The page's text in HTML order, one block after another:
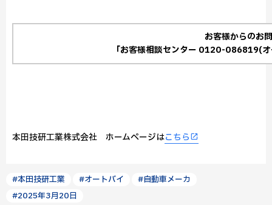
お客様からのお
「お客様相談センター 0120-086819(
本田技研工業株式会社 ホームページはこちら
#本田技研工業 #オートバイ
#自動車メーカ
#2025年3月20日